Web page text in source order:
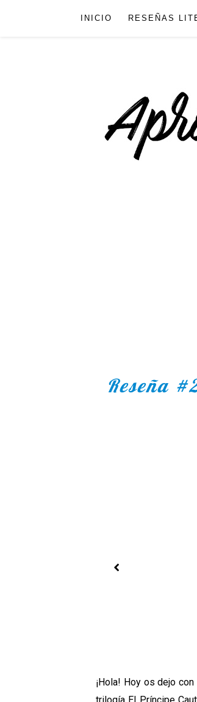
INICIO RESEÑAS
Reseña
¡Hola! Hoy os dejo